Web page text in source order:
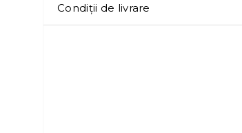
Condiții de livrare